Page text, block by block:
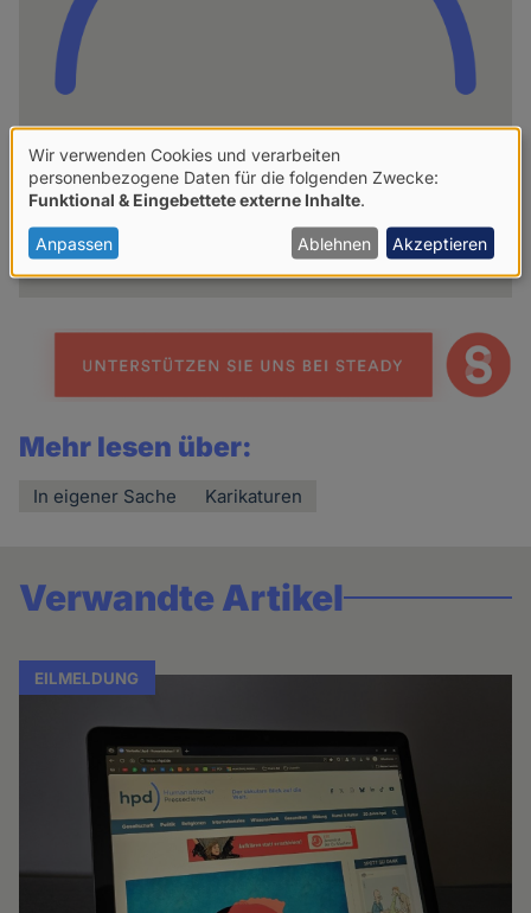
hpd
Weitere Artikel des Autoren
Mehr lesen über:
In eigener Sache Karikaturen
Verwandte Artikel
EILMELDUNG
Verwendung
von
personenbezogenen
Daten
Wir verwenden Cookies und verarbeiten
personenbezogene Daten für die folgenden Zwecke:
Funktional & Eingebettete externe Inhalte.
Anpassen Ablehnen Akzeptieren